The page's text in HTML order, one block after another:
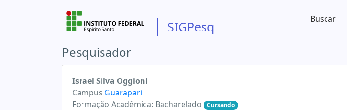
SIGPesq Buscar
Pesquisador
Israel Silva Oggioni
Campus Guarapari
Formação Acadêmica: Bacharelado Cursando